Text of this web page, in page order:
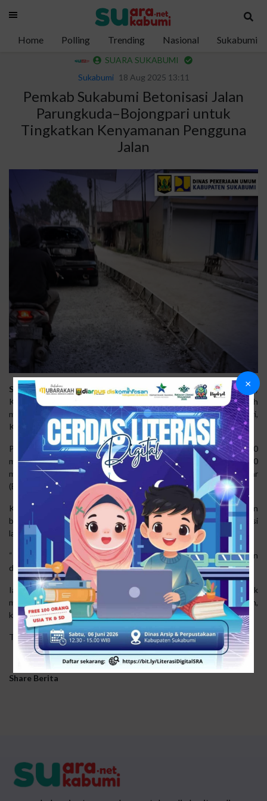
Home Polling Trending Nasional Sukabumi
SUARA SUKABUMI
Sukabumi 18 Aug 2025 13:11
Pemkab Sukabumi Betonisasi Jalan
Parungkuda–Bojongpari untuk
Tingkatkan Kenyamanan Pengguna
Jalan
Suarasukabumi.net-Sukabumi– Dinas Pekerjaan Umum (PU)
Kabupaten Sukabumi melalui UPTD PU Wilayah III Cicurug tengah
melaksanakan betonisasi pada ruas Jalan Parungkuda–Bojongpari,
Kecamatan Parungkuda.
Perbaikan dilakukan di dua titik dengan total panjang sekitar 180
meter, masing-masing sepanjang 100 meter di sekitar venue dan 80
meter di depan Balai Penelitian Tanaman Industri dan Penyegar
(BALITTRI).
Kepala UPTD PU Wilayah III Cicurug,Uus Iskandar, menjelaskan
bahwa saat ini pengerjaan baru dilakukan pada satu sisi jalan. Sisi
lainnya akan dilanjutkan sekitar tiga minggu mendatang.
“Proses pengecoran akan dilanjutkan setelah masa pengeringan
dan kesiapan teknis terpenuhi,” ungkap Uus.
Ia menambahkan, perbaikan jalan tersebut bertujuan untuk
meningkatkan kenyamanan sekaligus keamanan pengguna jalan,
khususnya di jalur penghubung antar kecamatan tersebut.
Tim.
Share Berita
×